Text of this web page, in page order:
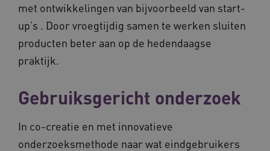
met ontwikkelingen van bijvoorbeeld van start-
up’s . Door vroegtijdig samen te werken sluiten
producten beter aan op de hedendaagse
praktijk.
Gebruiksgericht onderzoek
In co-creatie en met innovatieve
onderzoeksmethode naar wat eindgebruikers